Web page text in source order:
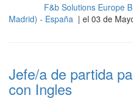
F&b Solutions Europe
Madrid) - España | el 03 de
Jefe/a de partida
con Ingles